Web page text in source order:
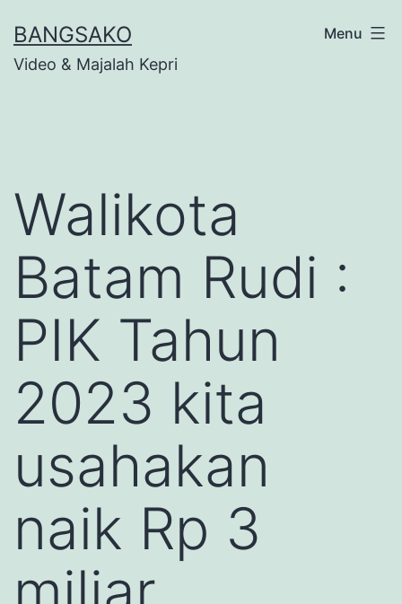
to
content
BANGSAKO
Video & Majalah Kepri
Menu
Walikota
Batam Rudi :
PIK Tahun
2023 kita
usahakan
naik Rp 3